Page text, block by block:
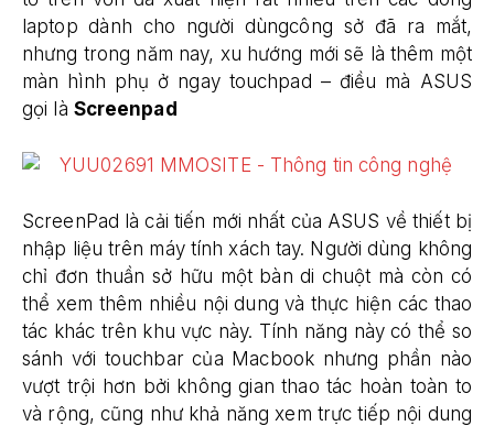
laptop dành cho người dùngcông sở đã ra mắt,
nhưng trong năm nay, xu hướng mới sẽ là thêm một
màn hình phụ ở ngay touchpad – điều mà ASUS
gọi là Screenpad
ScreenPad là cải tiến mới nhất của ASUS về thiết bị
nhập liệu trên máy tính xách tay. Người dùng không
chỉ đơn thuần sở hữu một bàn di chuột mà còn có
thể xem thêm nhiều nội dung và thực hiện các thao
tác khác trên khu vực này. Tính năng này có thể so
sánh với touchbar của Macbook nhưng phần nào
vượt trội hơn bởi không gian thao tác hoàn toàn to
và rộng, cũng như khả năng xem trực tiếp nội dung